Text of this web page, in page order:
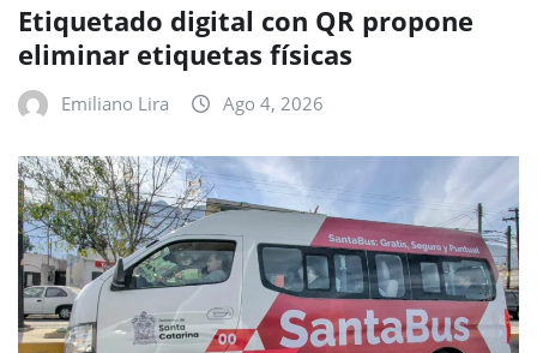
Etiquetado digital con QR propone
eliminar etiquetas físicas
Emiliano Lira Ago 4, 2026